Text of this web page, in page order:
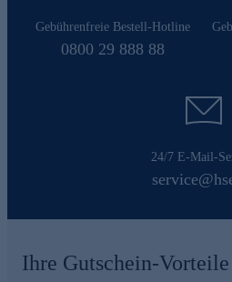
Gebührenfreie Bestell-Hotline
0800 29 888 88
24/7 E-Mail-
Ihre Gutschein-